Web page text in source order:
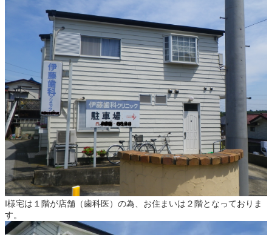
I様宅は１階が店舗（歯科医）の為、お住まいは２階となっておりま
す。